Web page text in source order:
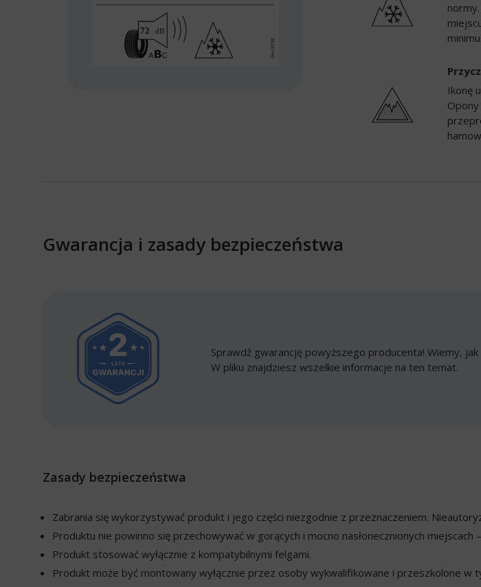
Ikonę
Gwarancja i zasady bezpieczeństwa
Sprawdź gwarancję powyższego producenta! Wiemy,
W pliku znajdziesz wszelkie informacje na ten temat.
Zasady bezpieczeństwa
Zabrania się wykorzystywać produkt i jego części niezgodnie z przeznaczeniem.
Produktu nie powinno się przechowywać w gorących i mocno nasłonecznionych
Produkt stosować wyłącznie z kompatybilnymi felgami.
Produkt może być montowany wyłącznie przez osoby wykwalifikowane i przeszkolone